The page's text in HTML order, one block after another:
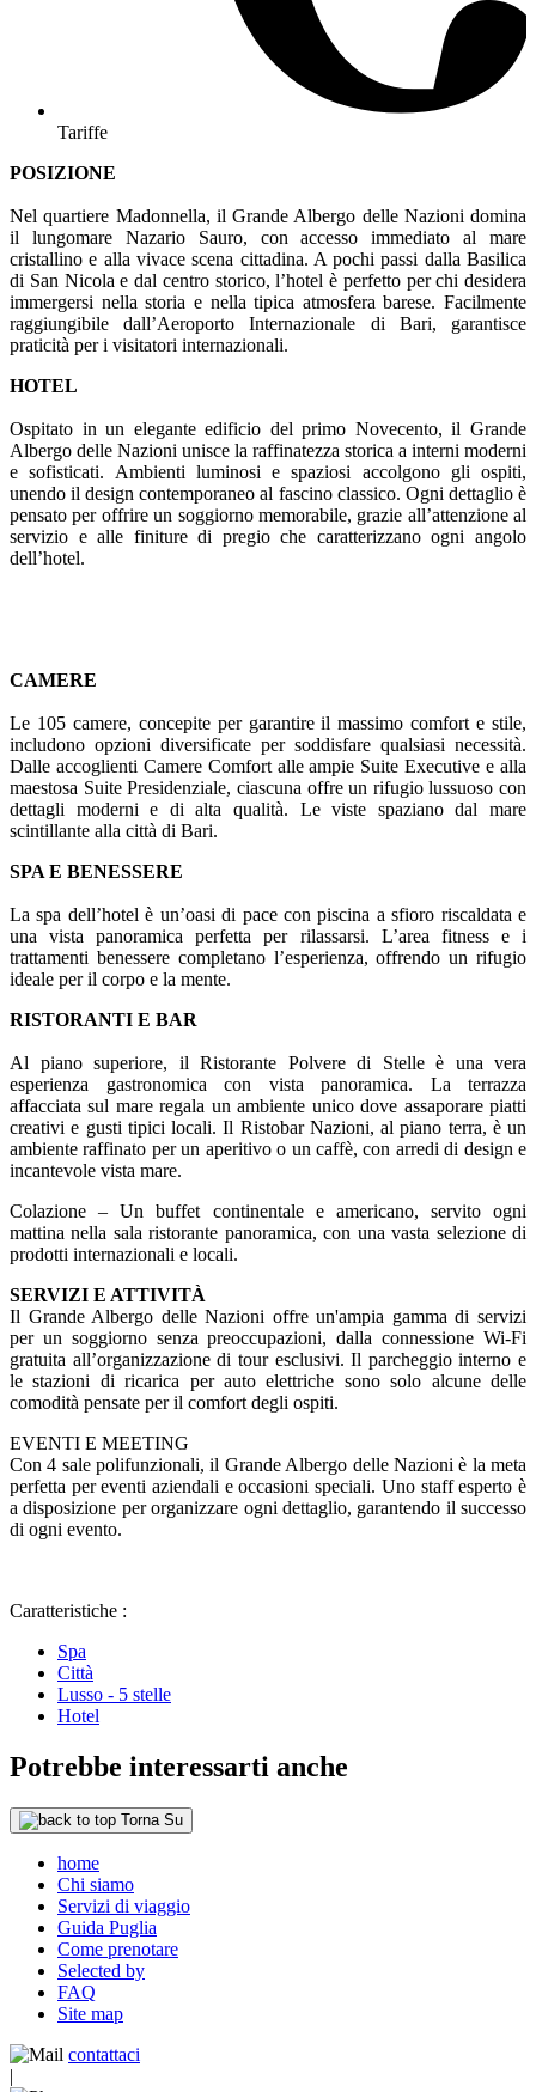
Tariffe
POSIZIONE
Nel quartiere Madonnella, il Grande Albergo delle Nazioni domina
il lungomare Nazario Sauro, con accesso immediato al mare
cristallino e alla vivace scena cittadina. A pochi passi dalla Basilica
di San Nicola e dal centro storico, l’hotel è perfetto per chi desidera
immergersi nella storia e nella tipica atmosfera barese. Facilmente
raggiungibile dall’Aeroporto Internazionale di Bari, garantisce
praticità per i visitatori internazionali.
HOTEL
Ospitato in un elegante edificio del primo Novecento, il Grande
Albergo delle Nazioni unisce la raffinatezza storica a interni moderni
e sofisticati. Ambienti luminosi e spaziosi accolgono gli ospiti,
unendo il design contemporaneo al fascino classico. Ogni dettaglio è
pensato per offrire un soggiorno memorabile, grazie all’attenzione al
servizio e alle finiture di pregio che caratterizzano ogni angolo
dell’hotel.
CAMERE
Le 105 camere, concepite per garantire il massimo comfort e stile,
includono opzioni diversificate per soddisfare qualsiasi necessità.
Dalle accoglienti Camere Comfort alle ampie Suite Executive e alla
maestosa Suite Presidenziale, ciascuna offre un rifugio lussuoso con
dettagli moderni e di alta qualità. Le viste spaziano dal mare
scintillante alla città di Bari.
SPA E BENESSERE
La spa dell’hotel è un’oasi di pace con piscina a sfioro riscaldata e
una vista panoramica perfetta per rilassarsi. L’area fitness e i
trattamenti benessere completano l’esperienza, offrendo un rifugio
ideale per il corpo e la mente.
RISTORANTI E BAR
Al piano superiore, il Ristorante Polvere di Stelle è una vera
esperienza gastronomica con vista panoramica. La terrazza
affacciata sul mare regala un ambiente unico dove assaporare piatti
creativi e gusti tipici locali. Il Ristobar Nazioni, al piano terra, è un
ambiente raffinato per un aperitivo o un caffè, con arredi di design e
incantevole vista mare.
Colazione – Un buffet continentale e americano, servito ogni
mattina nella sala ristorante panoramica, con una vasta selezione di
prodotti internazionali e locali.
SERVIZI E ATTIVITÀ
Il Grande Albergo delle Nazioni offre un'ampia gamma di servizi
per un soggiorno senza preoccupazioni, dalla connessione Wi-Fi
gratuita all’organizzazione di tour esclusivi. Il parcheggio interno e
le stazioni di ricarica per auto elettriche sono solo alcune delle
comodità pensate per il comfort degli ospiti.
EVENTI E MEETING
Con 4 sale polifunzionali, il Grande Albergo delle Nazioni è la meta
perfetta per eventi aziendali e occasioni speciali. Uno staff esperto è
a disposizione per organizzare ogni dettaglio, garantendo il successo
di ogni evento.
Caratteristiche :
Spa
Città
Lusso - 5 stelle
Hotel
Potrebbe interessarti anche
Torna Su
home
Chi siamo
Servizi di viaggio
Guida Puglia
Come prenotare
Selected by
FAQ
Site map
contattaci
|